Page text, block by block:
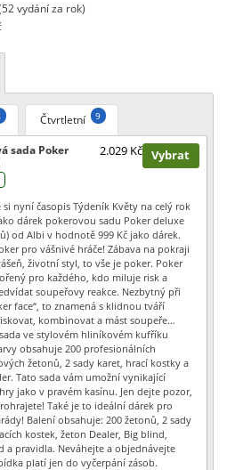
vydání za rok)
Čtvrtletní 9
sada Poker
2.029 Kč Vybrat
si nyní časopis Týdeník Květy na celý rok
dárek pokerovou sadu Poker deluxe
od Albi v hodnotě 999 Kč jako dárek.
pro vášnivé hráče! Zábava na pokraji
životní styl, to vše je poker. Poker
pro každého, kdo miluje risk a
soupeřovy reakce. Nezbytný při
face“, to znamená s klidnou tváří
kombinovat a mást soupeře…
ve stylovém hliníkovém kufříku
obsahuje 200 profesionálních
žetonů, 2 sady karet, hrací kostky a
Tato sada vám umožní vynikající
jako v pravém kasínu. Jen dejte pozor,
Také je to ideální dárek pro
Balení obsahuje: 200 žetonů, 2 sady
kostek, žeton Dealer, Big blind,
a pravidla. Neváhejte a objednávejte
platí jen do vyčerpání zásob.